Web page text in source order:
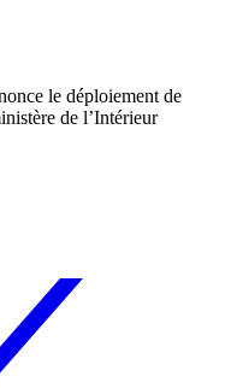
le déploiement de
de l’Intérieur